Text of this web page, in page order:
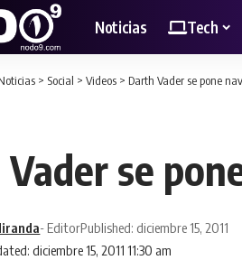
Noticias Tech
> Social > Videos > Darth Vader se pone
se
diciembre 15, 2011 11:30 am
- EditorPublished: diciembre 15, 2011